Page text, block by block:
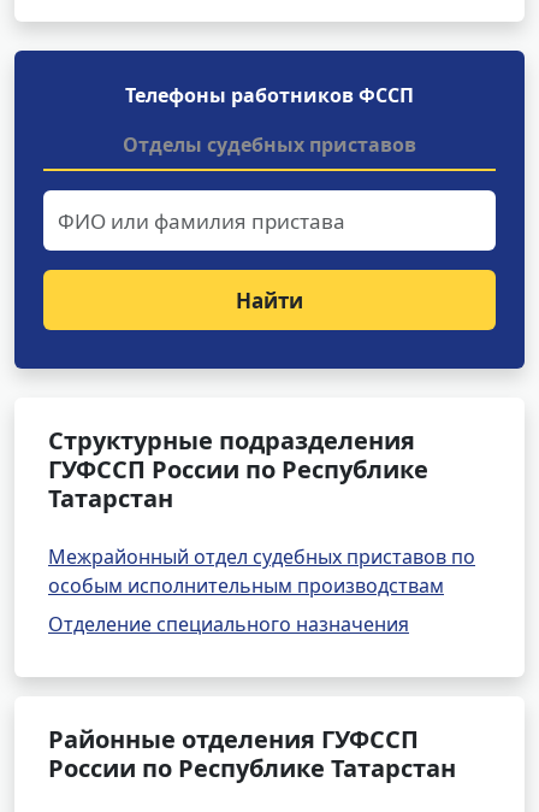
Телефоны работников ФССП
Отделы судебных приставов
Найти
Структурные подразделения
ГУФССП России по Республике
Татарстан
Межрайонный отдел судебных приставов по
особым исполнительным производствам
Отделение специального назначения
Районные отделения ГУФССП
России по Республике Татарстан